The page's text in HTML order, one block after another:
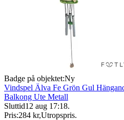
Badge på objektet:Ny
Vindspel Älva Fe Grön Gul
Balkong Ute Metall
Sluttid12 aug 17:18.
Pris:284 kr,Utropspris.